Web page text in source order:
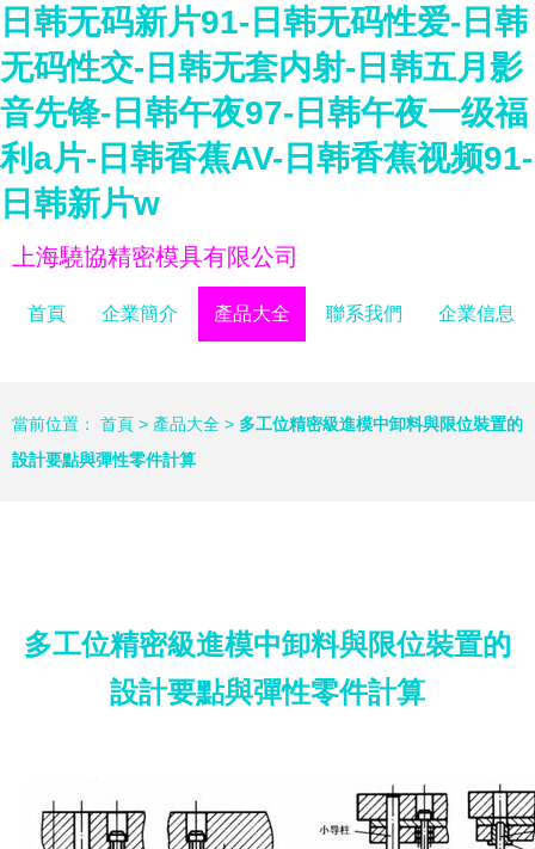
日韩无码新片91-日韩无码性爱-日韩
无码性交-日韩无套内射-日韩五月影
音先锋-日韩午夜97-日韩午夜一级福
利a片-日韩香蕉AV-日韩香蕉视频91-
日韩新片w
上海驍協精密模具有限公司
首頁 企業簡介 產品大全 聯系我們 企業信息
當前位置： 首頁 > 產品大全 > 多工位精密級進模中卸料與限位裝置的
設計要點與彈性零件計算
多工位精密級進模中卸料與限位裝置的
設計要點與彈性零件計算